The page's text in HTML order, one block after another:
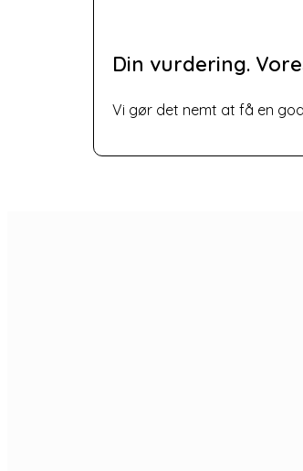
Din vurdering.
Vi gør det nemt at få en